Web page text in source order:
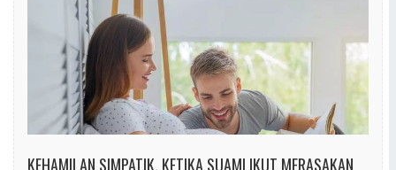
KEHAMILAN SIMPATIK, KETIKA SUAMI IKUT MERASAKAN